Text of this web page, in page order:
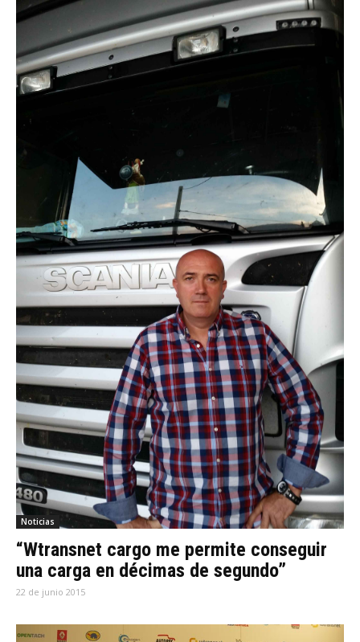
Noticias
“Wtransnet cargo me permite conseguir
una carga en décimas de segundo”
22 de junio 2015